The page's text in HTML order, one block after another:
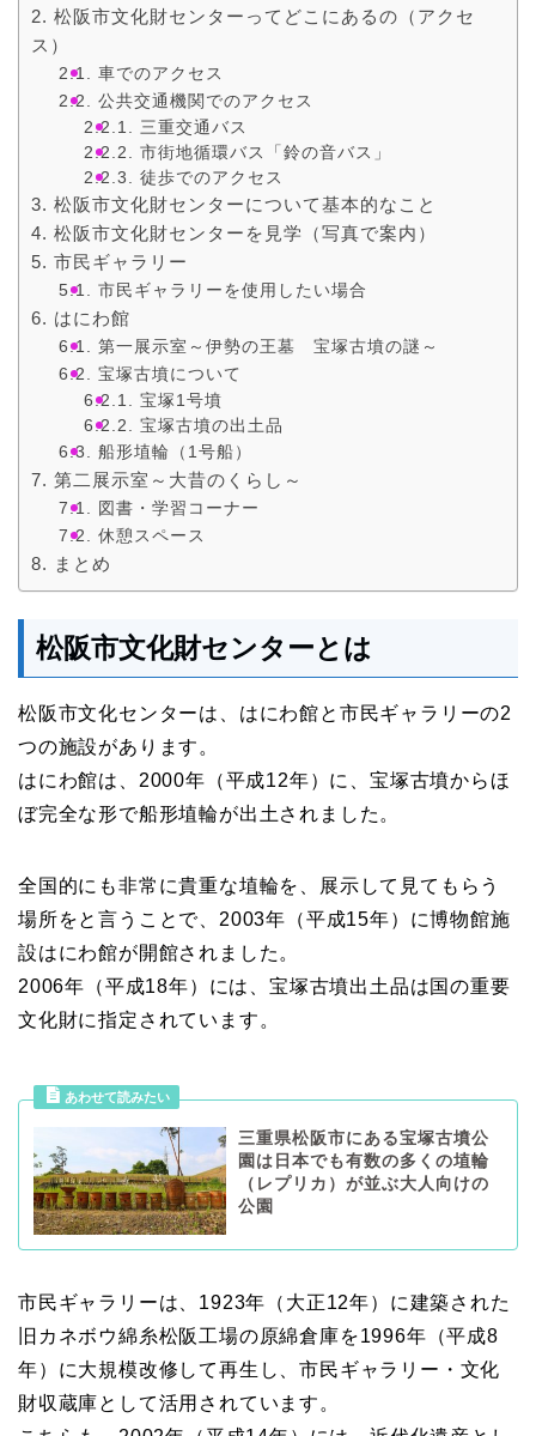
松阪市文化財センターってどこにあるの（アクセ
ス）
車でのアクセス
公共交通機関でのアクセス
三重交通バス
市街地循環バス「鈴の音バス」
徒歩でのアクセス
松阪市文化財センターについて基本的なこと
松阪市文化財センターを見学（写真で案内）
市民ギャラリー
市民ギャラリーを使用したい場合
はにわ館
第一展示室～伊勢の王墓 宝塚古墳の謎～
宝塚古墳について
宝塚1号墳
宝塚古墳の出土品
船形埴輪（1号船）
第二展示室～大昔のくらし～
図書・学習コーナー
休憩スペース
まとめ
松阪市文化財センターとは
松阪市文化センターは、はにわ館と市民ギャラリーの2
つの施設があります。
はにわ館は、2000年（平成12年）に、宝塚古墳からほ
ぼ完全な形で船形埴輪が出土されました。
全国的にも非常に貴重な埴輪を、展示して見てもらう
場所をと言うことで、2003年（平成15年）に博物館施
設はにわ館が開館されました。
2006年（平成18年）には、宝塚古墳出土品は国の重要
文化財に指定されています。
三重県松阪市にある宝塚古墳公
園は日本でも有数の多くの埴輪
（レプリカ）が並ぶ大人向けの
公園
市民ギャラリーは、1923年（大正12年）に建築された
旧カネボウ綿糸松阪工場の原綿倉庫を1996年（平成8
年）に大規模改修して再生し、市民ギャラリー・文化
財収蔵庫として活用されています。